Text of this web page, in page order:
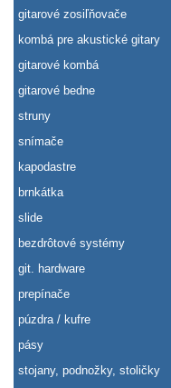
gitarové zosiľňovače
kombá pre akustické gitary
gitarové kombá
gitarové bedne
struny
snímače
kapodastre
brnkátka
slide
bezdrôtové systémy
git. hardware
prepínače
púzdra / kufre
pásy
stojany, podnožky, stoličky